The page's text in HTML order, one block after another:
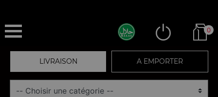
0
LIVRAISON A EMPORTER